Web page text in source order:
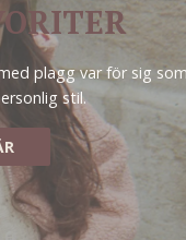
plagg var för sig
stil.